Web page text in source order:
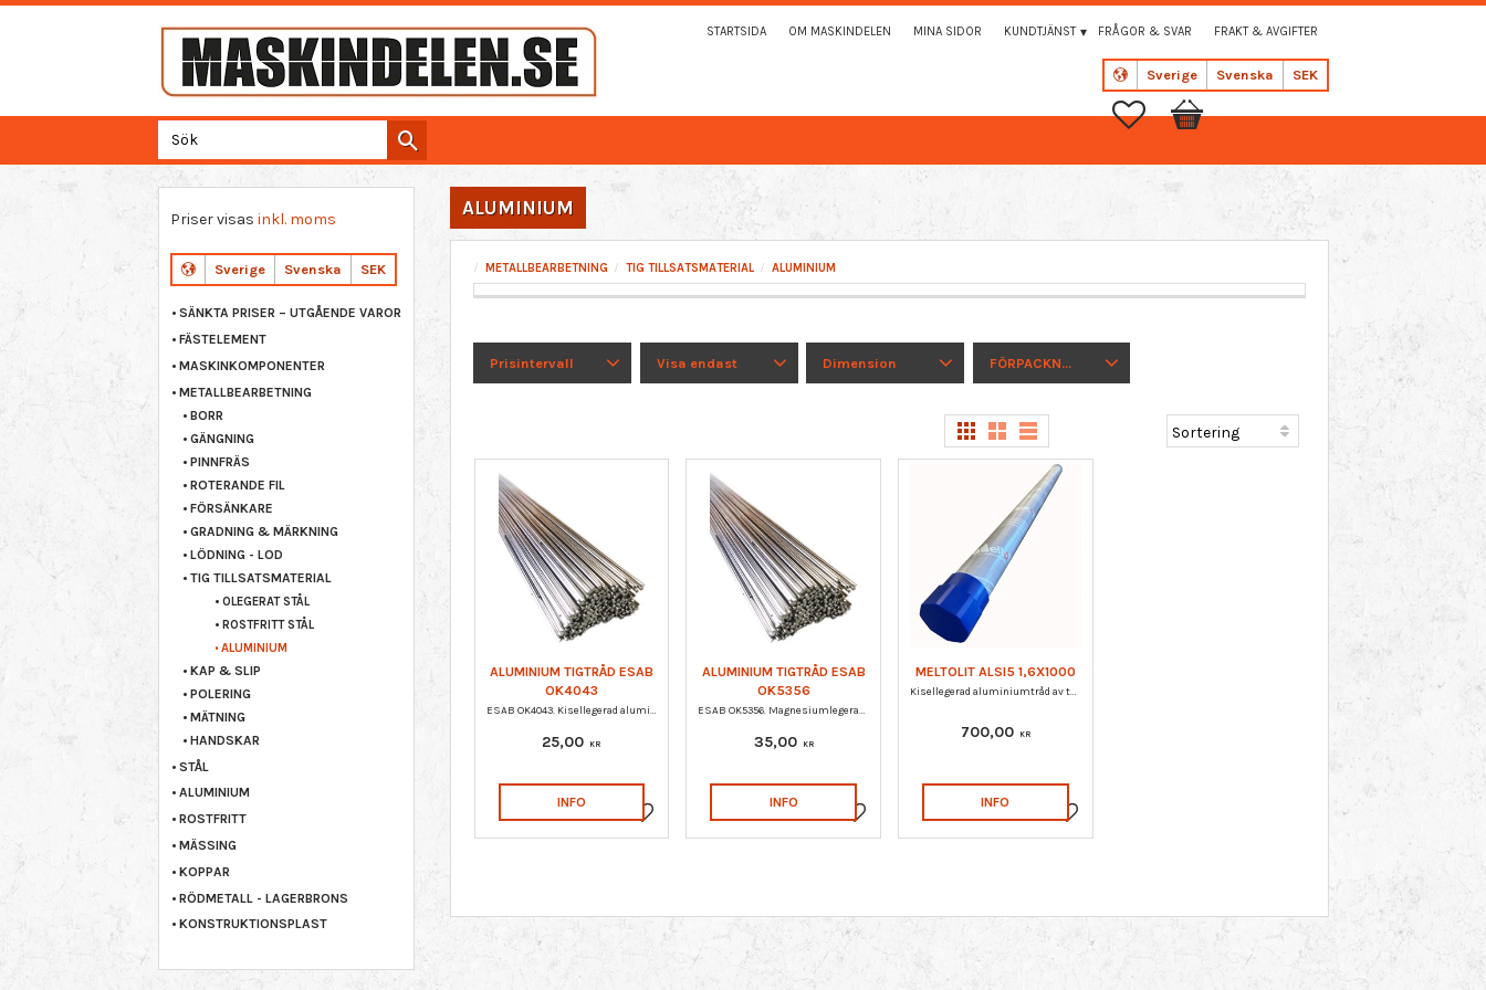
Sverige Svenska SEK
STARTSIDA OM MASKINDELEN MINA SIDOR KUNDTJÄNST FRÅGOR & SVAR FRAKT & AVGIFTER
Favoriter
Kundvagn
ALUMINIUM
METALLBEARBETNING TIG TILLSATSMATERIAL ALUMINIUM
Prisintervall Visa endast Dimension FÖRPACKNING
HEL FÖRP. 2 KG
ALUMINIUM TIGTRÅD ESAB
OK4043
25,00 KR
Lägg till i favoriter
INFO
ALUMINIUM TIGTRÅD ESAB
OK5356
35,00 KR
Lägg till i favoriter
INFO
MELTOLIT ALSI5 1,6X1000
700,00 KR
Lägg till i favoriter
INFO
Priser visas inkl. moms
Sverige Svenska SEK
SÄNKTA PRISER – UTGÅENDE VAROR
FÄSTELEMENT
MASKINKOMPONENTER
METALLBEARBETNING
BORR
GÄNGNING
PINNFRÄS
ROTERANDE FIL
FÖRSÄNKARE
GRADNING & MÄRKNING
LÖDNING - LOD
TIG TILLSATSMATERIAL
OLEGERAT STÅL
ROSTFRITT STÅL
ALUMINIUM
KAP & SLIP
POLERING
MÄTNING
HANDSKAR
STÅL
ALUMINIUM
ROSTFRITT
MÄSSING
KOPPAR
RÖDMETALL - LAGERBRONS
KONSTRUKTIONSPLAST